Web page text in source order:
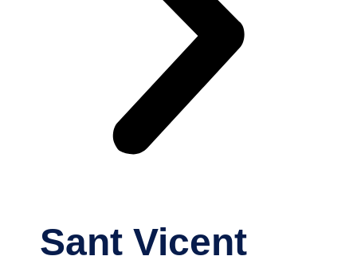
Sant Vicent